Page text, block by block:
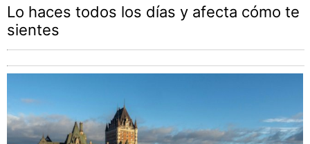
Lo haces todos los días y afecta cómo te
sientes